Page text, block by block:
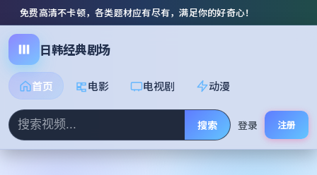
免费高清不卡顿，各类题材应有尽有，满足你的好奇心！
日韩经典剧场
首页 电影 电视剧 动漫
搜索 登录 注册